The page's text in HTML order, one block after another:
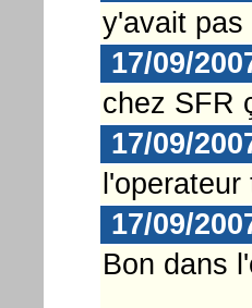
y'avait pas
17/09/
chez SFR
17/09/
17/09/
Bon dans